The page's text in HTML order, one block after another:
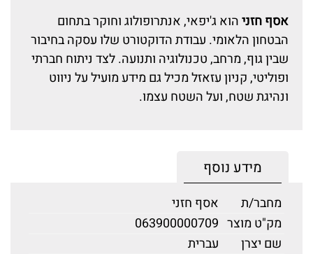
אסף חזניהוא ג'יפאי, אנתרופולוג וחוקר בתחום
הבטחון הלאומי. עבודת הדוקטורט שלו עסקה בחיבור
שבין גוף, מרחב, טכנולוגיה ותנועה. לצד ניתוח חברתי
ופוליטי, קניון עזאזל מכיל גם מידע מועיל על ניווט
ונהיגת שטח, ועל השטח עצמו.
מידע נוסף
מחבר/ת
אסף חזני
מק"ט מוצר 063900000709
שם יצרן
עברית